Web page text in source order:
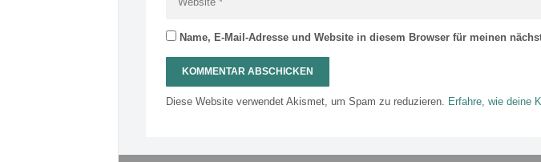
Name, E-Mail-Adresse und Website in diesem Browser für meinen
Diese Website verwendet Akismet, um Spam zu reduzieren. Erfahre, wie deine